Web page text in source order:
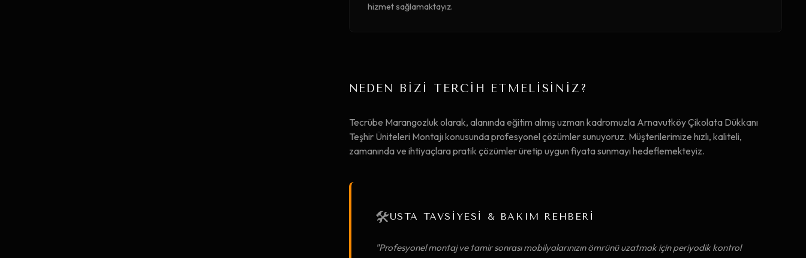
hizmet sağlamaktayız.
NEDEN BİZİ TERCİH ETMELİSİNİZ?
Tecrübe Marangozluk olarak, alanında eğitim almış uzman kadromuzla Arnavutköy Çikolata Dükkanı
Teşhir Üniteleri Montajı konusunda profesyonel çözümler sunuyoruz. Müşterilerimize hızlı, kaliteli,
zamanında ve ihtiyaçlara pratik çözümler üretip uygun fiyata sunmayı hedeflemekteyiz.
🛠️USTA TAVSİYESİ & BAKIM REHBERİ
"Profesyonel montaj ve tamir sonrası mobilyalarınızın ömrünü uzatmak için periyodik kontrol